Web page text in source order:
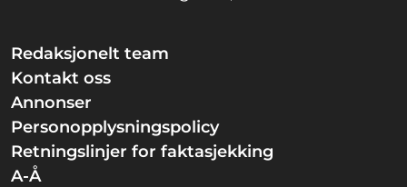
Redaksjonelt team
Kontakt oss
Annonser
Personopplysningspolicy
Retningslinjer for faktasjekking
A-Å